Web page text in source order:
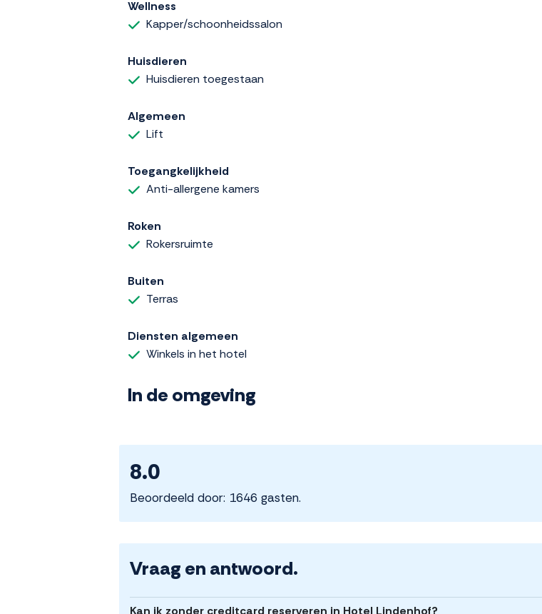
Wellness
Kapper/schoonheidssalon
Huisdieren
Huisdieren toegestaan
Algemeen
Lift
Toegangkelijkheid
Anti-allergene kamers
Roken
Rokersruimte
Buiten
Terras
Diensten algemeen
Winkels in het hotel
In de omgeving
8.0
Beoordeeld door: 1646 gasten.
Vraag en antwoord.